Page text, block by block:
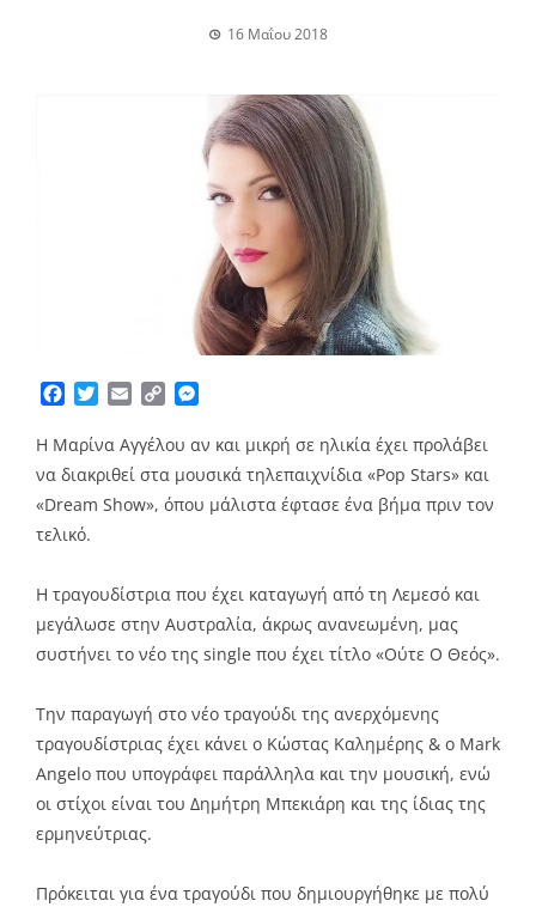
16 Μαΐου 2018
Facebook
TwitterEmailCopy
Η Μαρίνα Αγγέλου αν και μικρή σε ηλικία έχει προλάβει
να διακριθεί στα μουσικά τηλεπαιχνίδια «Pop Stars» και
«Dream Show», όπου μάλιστα έφτασε ένα βήμα πριν τον
τελικό.
Η τραγουδίστρια που έχει καταγωγή από τη Λεμεσό και
μεγάλωσε στην Αυστραλία, άκρως ανανεωμένη, μας
συστήνει το νέο της single που έχει τίτλο «Ούτε Ο Θεός».
Την παραγωγή στο νέο τραγούδι της ανερχόμενης
τραγουδίστριας έχει κάνει ο Κώστας Καλημέρης & ο Mark
Angelo που υπογράφει παράλληλα και την μουσική, ενώ
οι στίχοι είναι του Δημήτρη Μπεκιάρη και της ίδιας της
ερμηνεύτριας.
Πρόκειται για ένα τραγούδι που δημιουργήθηκε με πολύ